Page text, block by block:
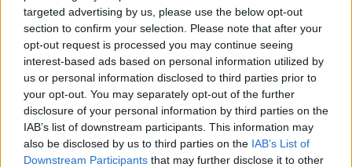
targeted advertising by us, please use the below opt-out
section to confirm your selection. Please note that after your
opt-out request is processed you may continue seeing
interest-based ads based on personal information utilized by
us or personal information disclosed to third parties prior to
your opt-out. You may separately opt-out of the further
disclosure of your personal information by third parties on the
IAB’s list of downstream participants. This information may
also be disclosed by us to third parties on the IAB’s List of
Downstream Participants that may further disclose it to other
Fotó: Botár Gergely/kormany.hu
A mostani ünnepség volt a záróakkordja a Kossuth
Zsuzsanna születésének 200. évfordulója alkalmából